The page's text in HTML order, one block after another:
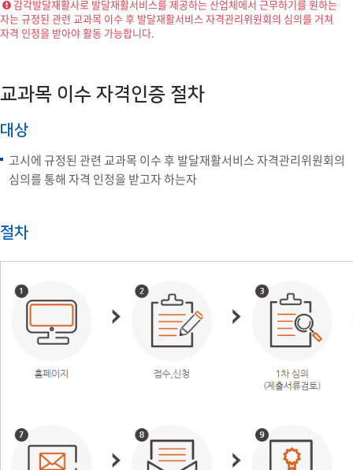
감각발달재활사로 발달재활서비스를 제공하는 산업체에서 근무하기를 원하는
자는 규정된 관련 교과목 이수 후 발달재활서비스 자격관리위원회의 심의를 거쳐
자격 인정을 받아야 활동 가능합니다.
교과목 이수 자격인증 절차
대상
고시에 규정된 관련 교과목 이수 후 발달재활서비스 자격관리위원회의
심의를 통해 자격 인정을 받고자 하는자
절차